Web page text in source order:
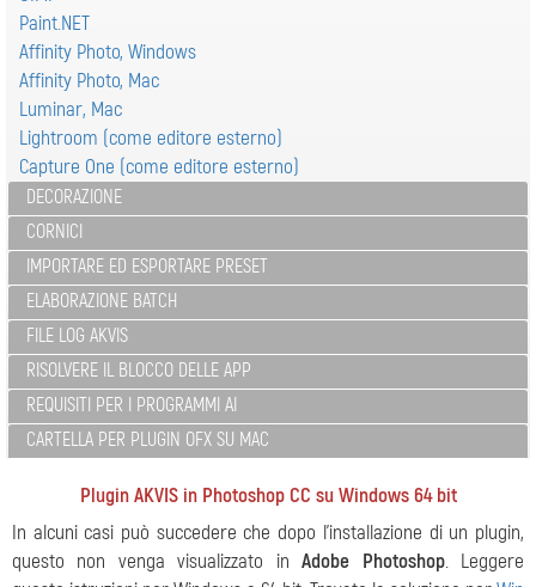
Paint.NET
Affinity Photo, Windows
Affinity Photo, Mac
Luminar, Mac
Lightroom (come editore esterno)
Capture One (come editore esterno)
DECORAZIONE
CORNICI
IMPORTARE ED ESPORTARE PRESET
ELABORAZIONE BATCH
FILE LOG AKVIS
RISOLVERE IL BLOCCO DELLE APP
REQUISITI PER I PROGRAMMI AI
CARTELLA PER PLUGIN OFX SU MAC
Plugin AKVIS in Photoshop CC su Windows 64 bit
In alcuni casi può succedere che dopo l'installazione di un plugin,
questo non venga visualizzato inAdobe Photoshop. Leggere